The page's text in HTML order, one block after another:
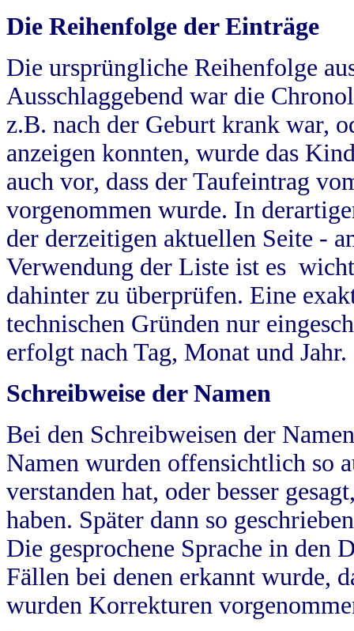
Die Reihenfolge der Einträge
Die ursprüngliche Reihenfolge
Ausschlaggebend war die
z.B. nach der Geburt krank war,
anzeigen konnten, wurde das
auch vor, dass der Taufeintrag
vorgenommen wurde. In
der derzeitigen aktuellen Seite -
Verwendung der Liste ist es
dahinter zu überprüfen. Eine
technischen Gründen nur
erfolgt nach Tag, Monat und Jahr.
Schreibweise der Namen
Bei den Schreibweisen der
Namen wurden offensichtlich so
verstanden hat, oder besser
haben. Später dann so
Die gesprochene Sprache in
Fällen bei denen erkannt wurde,
wurden Korrekturen